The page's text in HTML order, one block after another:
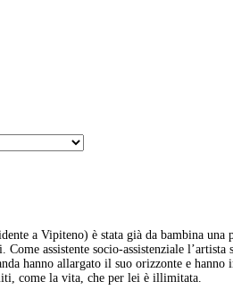
a Vipiteno) è stata già da bambina
Come assistente socio-assistenziale
hanno allargato il suo orizzonte e
come la vita, che per lei è illimitata.